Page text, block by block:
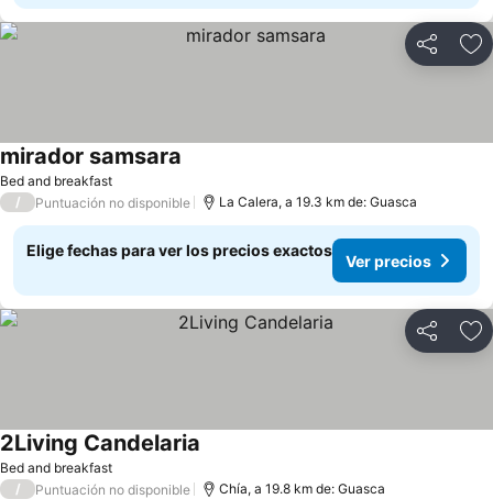
Compartir
Bed and breakfast
mirador samsara
/ Puntuación no disponible La Calera, a 19.3 km de: Guasca
Elige fechas para ver los precios exactos
Ver precios
Compartir
Bed and breakfast
2Living Candelaria
/ Puntuación no disponible Chía, a 19.8 km de: Guasca